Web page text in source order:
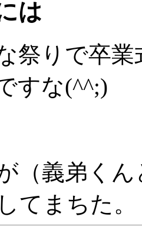
は
祭りで卒
すな(^^;)
（義弟く
てまちた。